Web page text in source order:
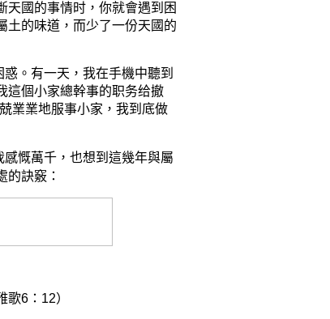
天國的事情时，你就會遇到困
土的味道，而少了一份天國的
。有一天，我在手機中聽到
這個小家總幹事的职务给撤
業業地服事小家，我到底做
感慨萬千，也想到這幾年與屬
的訣竅 ：
歌6 ： 12）